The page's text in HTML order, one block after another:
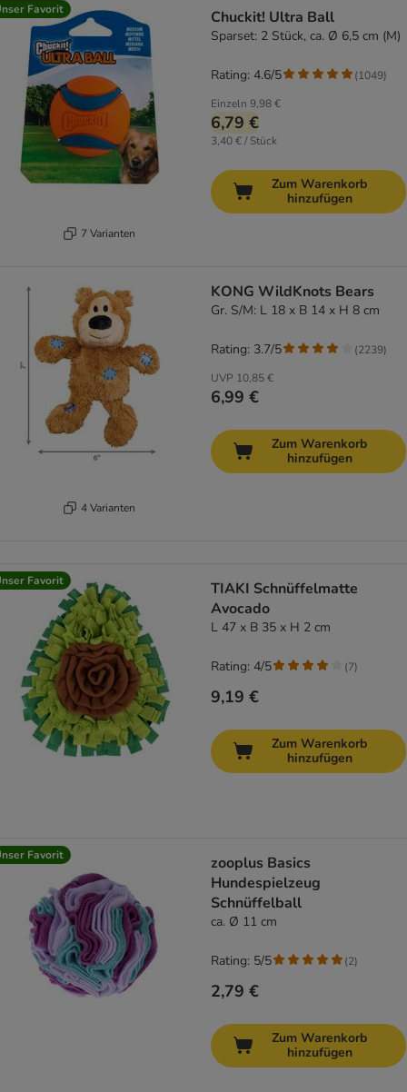
Favorit
7 Varianten
Chuckit! Ultra Ball
Sparset: 2 Stück, ca. Ø 6,5 cm (M)
Einzeln 9,98 €
6,79 €
3,40 € / Stück
Rating: 4.6/5 (1049)
Zum Warenkorb
hinzufügen
4 Varianten
KONG WildKnots Bears
Gr. S/M: L 18 x B 14 x H 8 cm
UVP 10,85 €
6,99 €
Rating: 3.7/5 (2239)
Zum Warenkorb
hinzufügen
Favorit
TIAKI Schnüffelmatte
Avocado
L 47 x B 35 x H 2 cm
9,19 €
Rating: 4/5 (7)
Zum Warenkorb
hinzufügen
Favorit
zooplus Basics
Hundespielzeug
Schnüffelball
ca. Ø 11 cm
2,79 €
Rating: 5/5 (2)
Zum Warenkorb
hinzufügen